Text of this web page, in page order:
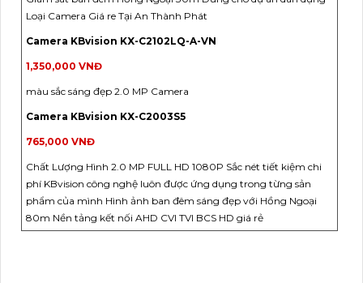
Loại Camera Giá re Tại An Thành Phát
Camera KBvision KX-C2102LQ-A-VN
1,350,000 VNĐ
màu sắc sáng đẹp 2.0 MP Camera
Camera KBvision KX-C2003S5
765,000 VNĐ
Chất Lượng Hình 2.0 MP FULL HD 1080P Sắc nét tiết kiệm chi
phí KBvision công nghệ luôn được ứng dụng trong từng sản
phẩm của mình Hình ảnh ban đêm sáng đẹp với Hồng Ngoại
80m Nền tảng kết nối AHD CVI TVI BCS HD giá rẻ